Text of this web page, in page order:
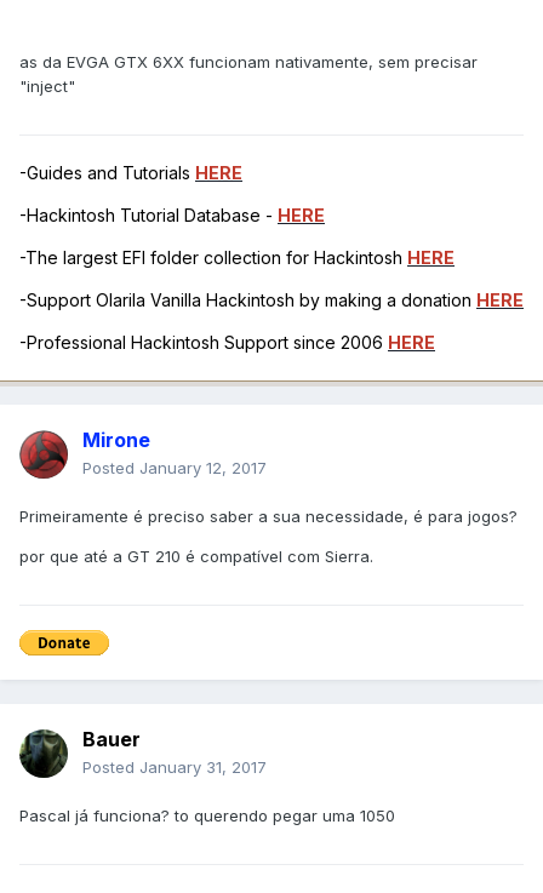
as da EVGA GTX 6XX funcionam nativamente, sem precisar
"inject"
-Guides and Tutorials HERE
-Hackintosh Tutorial Database - HERE
-The largest EFI folder collection for Hackintosh HERE
-Support Olarila Vanilla Hackintosh by making a donation HERE
-Professional Hackintosh Support since 2006 HERE
Mirone
Posted January 12, 2017
Primeiramente é preciso saber a sua necessidade, é para jogos?
por que até a GT 210 é compatível com Sierra.
Bauer
Posted January 31, 2017
Pascal já funciona? to querendo pegar uma 1050